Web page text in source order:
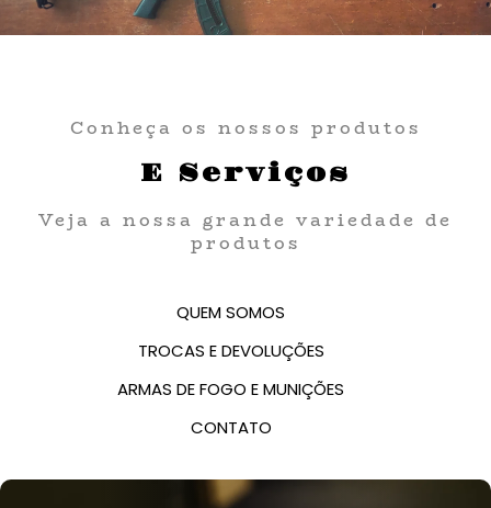
Conheça os nossos produtos
E Serviços
Veja a nossa grande variedade de
produtos
QUEM SOMOS
TROCAS E DEVOLUÇÕES
ARMAS DE FOGO E MUNIÇÕES
CONTATO